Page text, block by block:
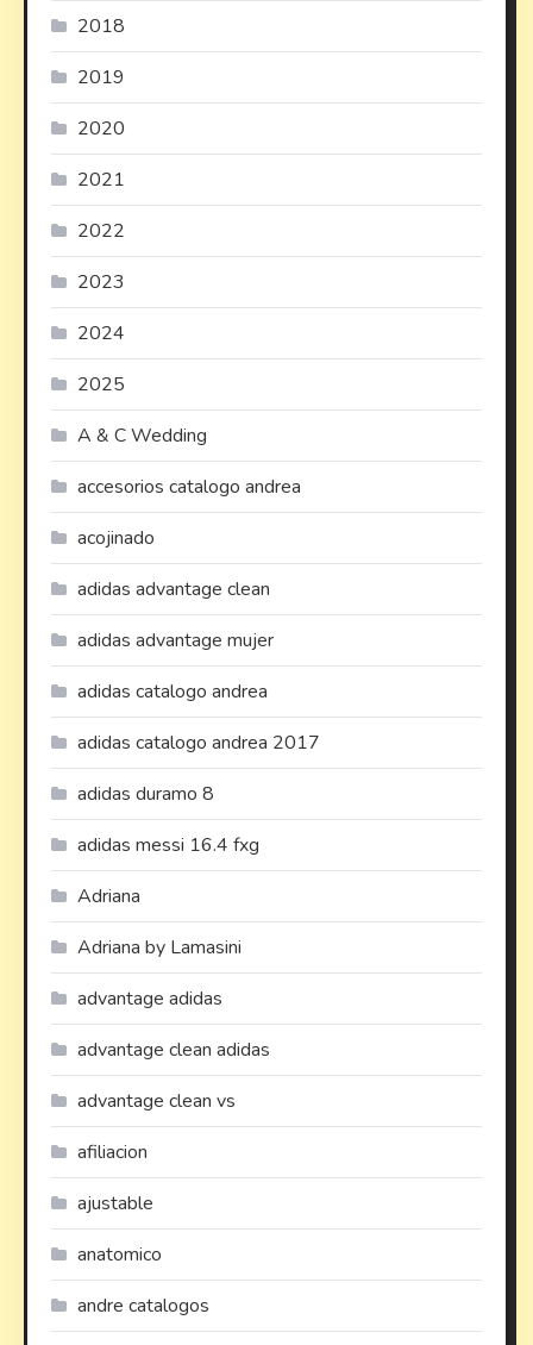
2018
2019
2020
2021
2022
2023
2024
2025
A & C Wedding
accesorios catalogo andrea
acojinado
adidas advantage clean
adidas advantage mujer
adidas catalogo andrea
adidas catalogo andrea 2017
adidas duramo 8
adidas messi 16.4 fxg
Adriana
Adriana by Lamasini
advantage adidas
advantage clean adidas
advantage clean vs
afiliacion
ajustable
anatomico
andre catalogos